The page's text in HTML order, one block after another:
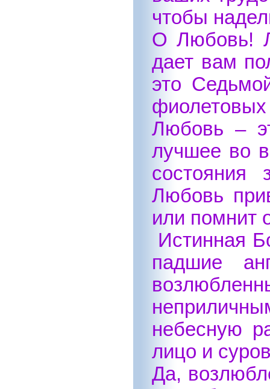
чтобы
О Любовь!
дает вам
это
фиолетовых
Любовь –
лучшее во
состояния
Любовь
или помнит
Истинная
падшие
небесную
лицо и
Да,